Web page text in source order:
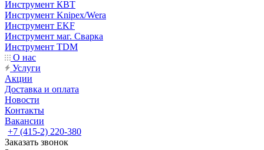
Инструмент КВТ
Инструмент Knipex/Wera
Инструмент EKF
Инструмент маг. Сварка
Инструмент TDM
О нас
Услуги
Акции
Доставка и оплата
Новости
Контакты
Вакансии
+7 (415-2) 220-380
Заказать звонок